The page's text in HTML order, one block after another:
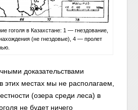
гоголя в Казахстане: 1 — гнездование,
(не гнездовые), 4 — пролет
доказательствами
этих местах мы не располагаем,
(озера среди леса) в
не будет ничего